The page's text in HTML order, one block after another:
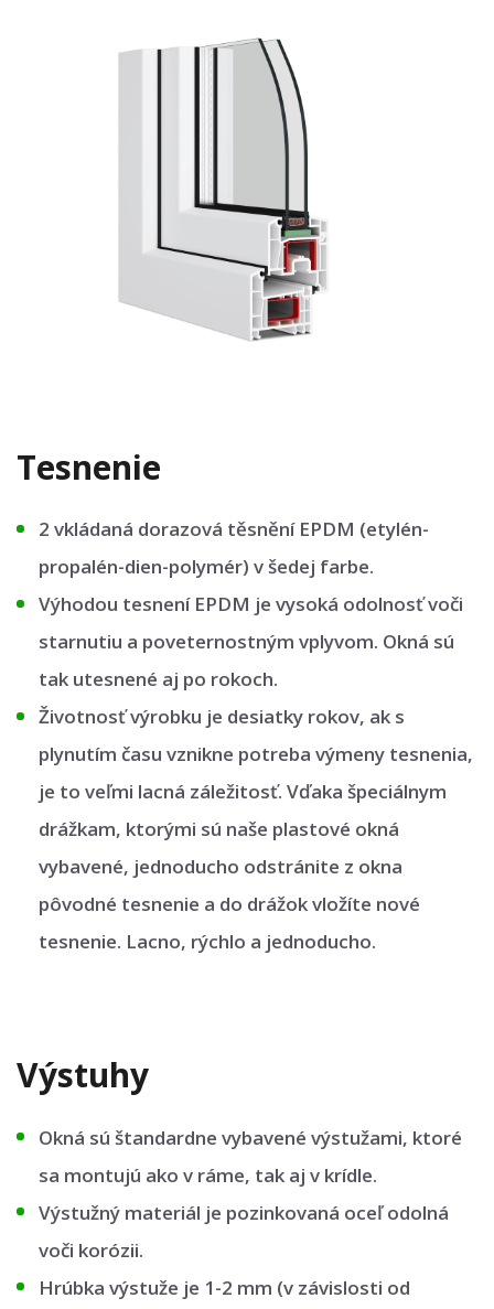
Tesnenie
2 vkládaná dorazová těsnění EPDM (etylén-
propalén-dien-polymér) v šedej farbe.
Výhodou tesnení EPDM je vysoká odolnosť voči
starnutiu a poveternostným vplyvom. Okná sú
tak utesnené aj po rokoch.
Životnosť výrobku je desiatky rokov, ak s
plynutím času vznikne potreba výmeny tesnenia,
je to veľmi lacná záležitosť. Vďaka špeciálnym
drážkam, ktorými sú naše plastové okná
vybavené, jednoducho odstránite z okna
pôvodné tesnenie a do drážok vložíte nové
tesnenie. Lacno, rýchlo a jednoducho.
Výstuhy
Okná sú štandardne vybavené výstužami, ktoré
sa montujú ako v ráme, tak aj v krídle.
Výstužný materiál je pozinkovaná oceľ odolná
voči korózii.
Hrúbka výstuže je 1-2 mm (v závislosti od